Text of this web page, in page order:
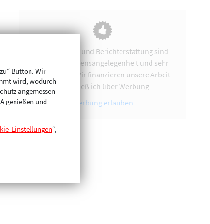
Vereinsarbeit und Berichterstattung sind
uns eine Herzensangelegenheit und sehr
zeitintensiv. Wir finanzieren unsere Arbeit
ausschließlich über Werbung.
Werbung erlauben
Button. Wir
wird, wodurch
angemessen
genießen und
Einstellungen“,